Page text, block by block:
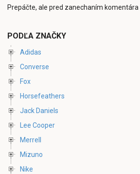
Prepáčte, ale pred zanechaním
PODĽA ZNAČKY
Adidas
Converse
Fox
Horsefeathers
Jack Daniels
Lee Cooper
Merrell
Mizuno
Nike